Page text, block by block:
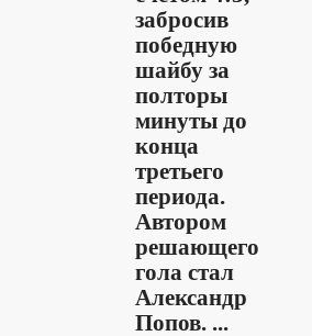
забросив
победную
шайбу за
полторы
минуты до
конца
третьего
периода.
Автором
решающего
гола стал
Александр
Попов. ...